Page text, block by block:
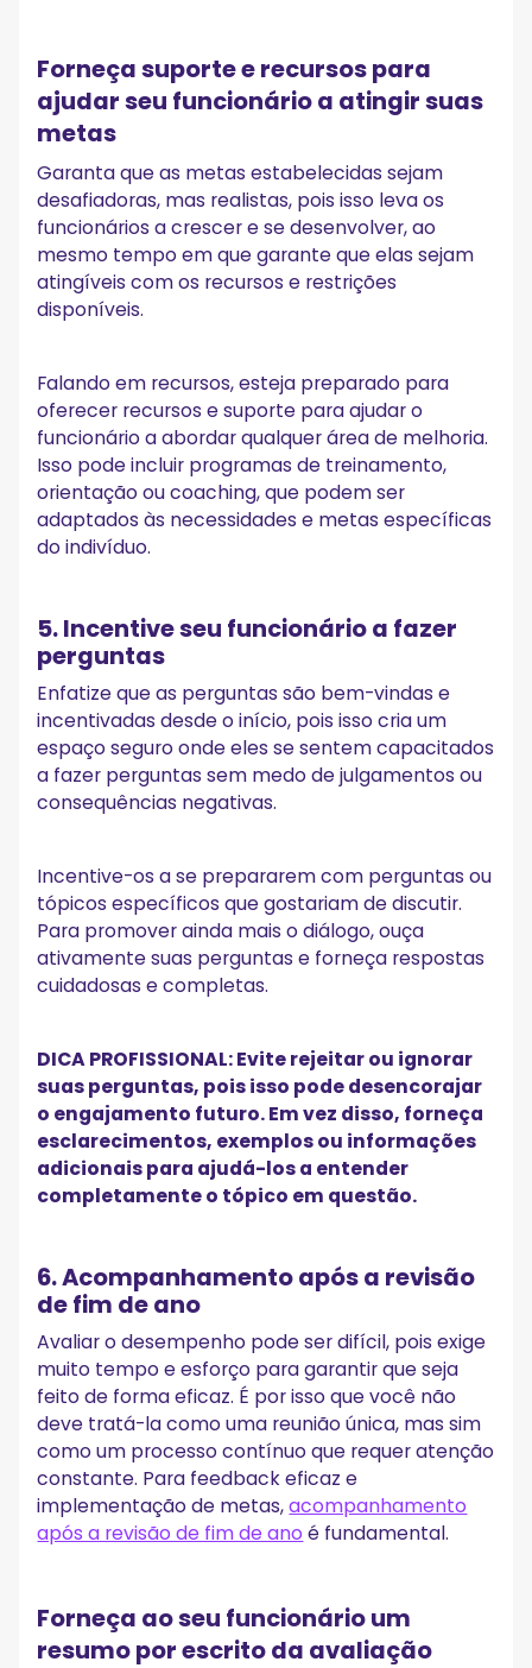
Forneça suporte e recursos para
ajudar seu funcionário a atingir suas
metas
Garanta que as metas estabelecidas sejam
desafiadoras, mas realistas, pois isso leva os
funcionários a crescer e se desenvolver, ao
mesmo tempo em que garante que elas sejam
atingíveis com os recursos e restrições
disponíveis.
Falando em recursos, esteja preparado para
oferecer recursos e suporte para ajudar o
funcionário a abordar qualquer área de melhoria.
Isso pode incluir programas de treinamento,
orientação ou coaching, que podem ser
adaptados às necessidades e metas específicas
do indivíduo.
5. Incentive seu funcionário a fazer
perguntas
Enfatize que as perguntas são bem-vindas e
incentivadas desde o início, pois isso cria um
espaço seguro onde eles se sentem capacitados
a fazer perguntas sem medo de julgamentos ou
consequências negativas.
Incentive-os a se prepararem com perguntas ou
tópicos específicos que gostariam de discutir.
Para promover ainda mais o diálogo, ouça
ativamente suas perguntas e forneça respostas
cuidadosas e completas.
DICA PROFISSIONAL: Evite rejeitar ou ignorar
suas perguntas, pois isso pode desencorajar
o engajamento futuro. Em vez disso, forneça
esclarecimentos, exemplos ou informações
adicionais para ajudá-los a entender
completamente o tópico em questão.
6. Acompanhamento após a revisão
de fim de ano
Avaliar o desempenho pode ser difícil, pois exige
muito tempo e esforço para garantir que seja
feito de forma eficaz. É por isso que você não
deve tratá-la como uma reunião única, mas sim
como um processo contínuo que requer atenção
constante. Para feedback eficaz e
implementação de metas,acompanhamento
após a revisão de fim de ano é fundamental.
Forneça ao seu funcionário um
resumo por escrito da avaliação